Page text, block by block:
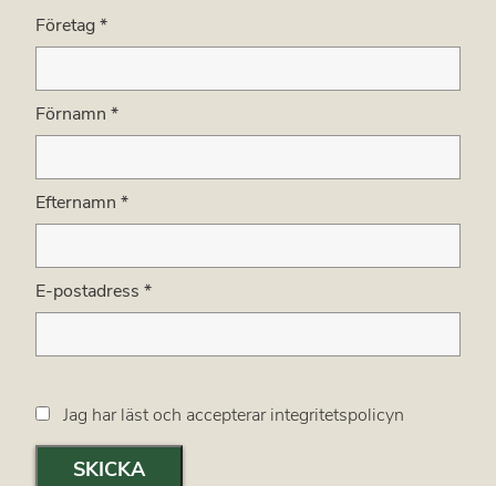
Företag*
Förnamn *
Efternamn *
E-postadress *
Jag har läst och accepterar integritetspolicyn
SKICKA